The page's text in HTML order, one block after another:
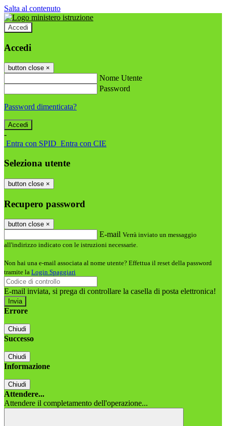
Salta al contenuto
Accedi
Accedi
button close ×
Nome Utente
Password
Password dimenticata?
-
Entra con SPID Entra con CIE
Seleziona utente
button close ×
Recupero password
button close ×
E-mail Verrà inviato un messaggio
all'indirizzo indicato con le istruzioni necessarie.
Non hai una e-mail associata al nome utente? Effettua il reset della password
tramite la Login Spaggiari
E-mail inviata, si prega di controllare la casella di posta elettronica!
Errore
Chiudi
Successo
Chiudi
Informazione
Chiudi
Attendere...
Attendere il completamento dell'operazione...